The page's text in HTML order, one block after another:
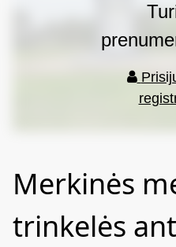
Merkinės
trinkelės